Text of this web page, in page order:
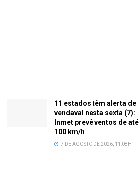
11 estados têm alerta de
vendaval nesta sexta (7):
Inmet prevê ventos de até
100 km/h
7 DE AGOSTO DE 2026, 11:08H